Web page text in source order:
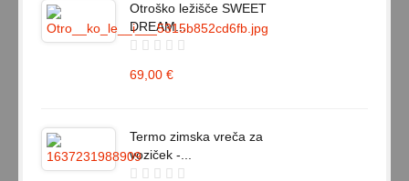
Otroško ležišče SWEET
DREAM...
69,00 €
Termo zimska vreča za
voziček -...